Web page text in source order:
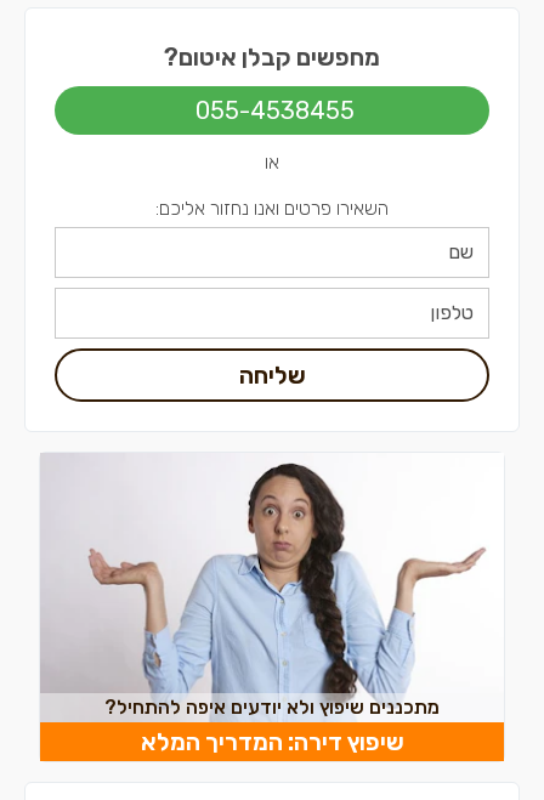
קבלני איטום בירושלים
קבלני איטום בתל אביב
מחפשים קבלן איטום?
055-4538455
או
השאירו פרטים ואנו נחזור אליכם:
שליחה
מתכננים שיפוץ ולא יודעים איפה להתחיל?
שיפוץ דירה: המדריך המלא